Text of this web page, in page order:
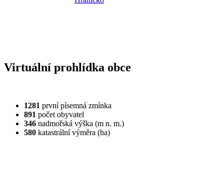
Virtuální prohlídka obce
1281 první písemná zmínka
891 počet obyvatel
346 nadmořská výška (m n. m.)
580 katastrální výměra (ha)